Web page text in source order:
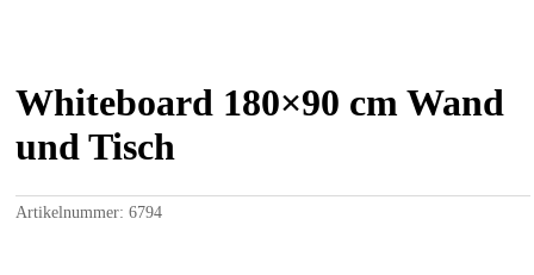
Whiteboard 180×90 cm Wand
und Tisch
Artikelnummer: 6794